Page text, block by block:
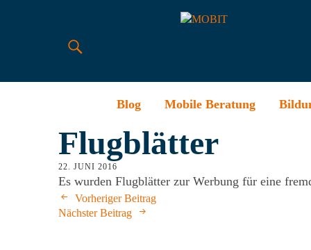
Blog Mobile Beratung
Flugblätter
22. JUNI 2016
Es wurden Flugblätter zur Werbung für eine
Vorheriger Beitrag
Nächster Beitrag